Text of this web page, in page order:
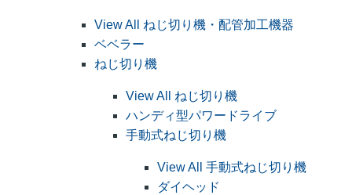
View All ねじ切り機・配管加工機器
ベベラー
ねじ切り機
View All ねじ切り機
ハンディ型パワードライブ
手動式ねじ切り機
View All 手動式ねじ切り機
ダイヘッド